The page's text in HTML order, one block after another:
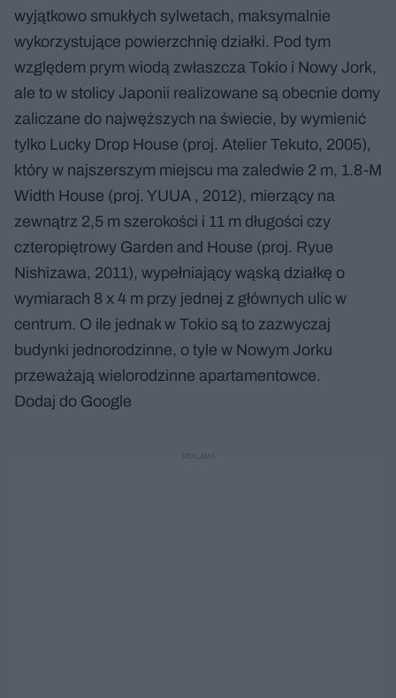
wyjątkowo smukłych sylwetach, maksymalnie
wykorzystujące powierzchnię działki. Pod tym
względem prym wiodą zwłaszcza Tokio i Nowy Jork,
ale to w stolicy Japonii realizowane są obecnie domy
zaliczane do najwęższych na świecie, by wymienić
tylko Lucky Drop House (proj. Atelier Tekuto, 2005),
który w najszerszym miejscu ma zaledwie 2 m, 1.8-M
Width House (proj. YUUA , 2012), mierzący na
zewnątrz 2,5 m szerokości i 11 m długości czy
czteropiętrowy Garden and House (proj. Ryue
Nishizawa, 2011), wypełniający wąską działkę o
wymiarach 8 x 4 m przy jednej z głównych ulic w
centrum. O ile jednak w Tokio są to zazwyczaj
budynki jednorodzinne, o tyle w Nowym Jorku
przeważają wielorodzinne apartamentowce.
Dodaj do Google